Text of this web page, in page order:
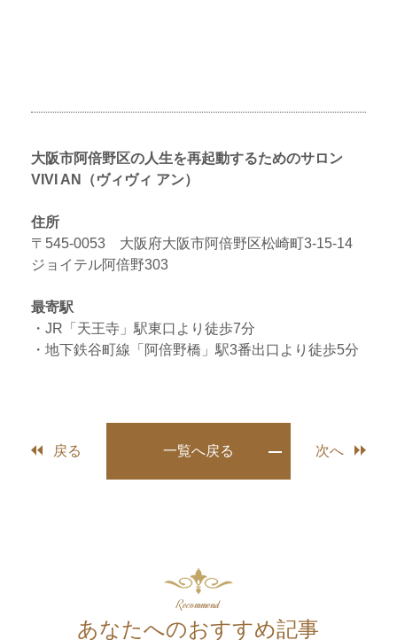
大阪市阿倍野区の人生を再起動するためのサロン
VIVI AN（ヴィヴィ アン）
住所
〒545-0053 大阪府大阪市阿倍野区松崎町3-15-14
ジョイテル阿倍野303
最寄駅
・JR「天王寺」駅東口より徒歩7分
・地下鉄谷町線「阿倍野橋」駅3番出口より徒歩5分
戻る 一覧へ戻る 次へ
Recommend
あなたへのおすすめ記事